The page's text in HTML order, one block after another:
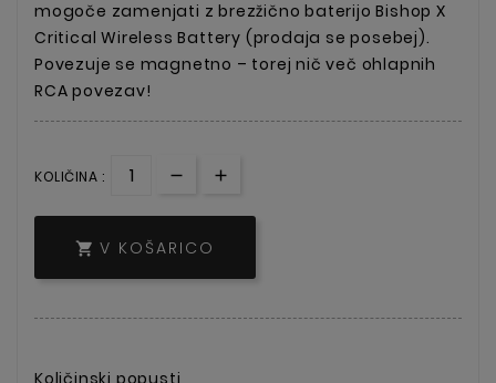
mogoče zamenjati z brezžično baterijo Bishop X
Critical Wireless Battery (prodaja se posebej).
Povezuje se magnetno – torej nič več ohlapnih
RCA povezav!
KOLIČINA :
 V KOŠARICO